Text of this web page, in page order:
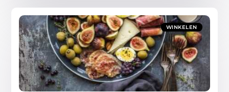
WINKELEN